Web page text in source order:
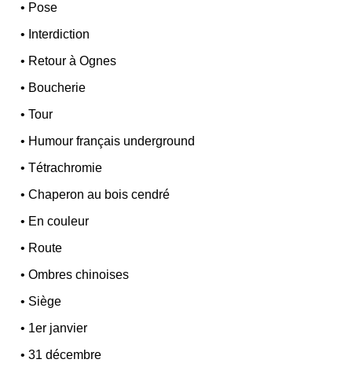
• Pose
• Interdiction
• Retour à Ognes
• Boucherie
•Tour
• Humour français underground
•Tétrachromie
•Chaperon au bois cendré
• En couleur
• Route
•Ombres chinoises
• Siège
• 1er janvier
•31 décembre